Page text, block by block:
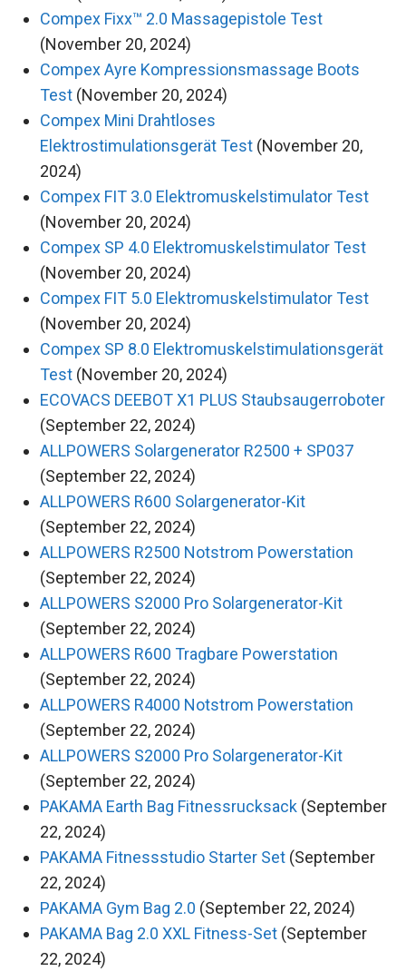
Compex Fixx™ 2.0 Massagepistole Test
(November 20, 2024)
Compex Ayre Kompressionsmassage Boots
Test (November 20, 2024)
Compex Mini Drahtloses
Elektrostimulationsgerät Test (November 20,
2024)
Compex FIT 3.0 Elektromuskelstimulator Test
(November 20, 2024)
Compex SP 4.0 Elektromuskelstimulator Test
(November 20, 2024)
Compex FIT 5.0 Elektromuskelstimulator Test
(November 20, 2024)
Compex SP 8.0 Elektromuskelstimulationsgerät
Test (November 20, 2024)
ECOVACS DEEBOT X1 PLUS Staubsaugerroboter
(September 22, 2024)
ALLPOWERS Solargenerator R2500 + SP037
(September 22, 2024)
ALLPOWERS R600 Solargenerator-Kit
(September 22, 2024)
ALLPOWERS R2500 Notstrom Powerstation
(September 22, 2024)
ALLPOWERS S2000 Pro Solargenerator-Kit
(September 22, 2024)
ALLPOWERS R600 Tragbare Powerstation
(September 22, 2024)
ALLPOWERS R4000 Notstrom Powerstation
(September 22, 2024)
ALLPOWERS S2000 Pro Solargenerator-Kit
(September 22, 2024)
PAKAMA Earth Bag Fitnessrucksack (September
22, 2024)
PAKAMA Fitnessstudio Starter Set (September
22, 2024)
PAKAMA Gym Bag 2.0 (September 22, 2024)
PAKAMA Bag 2.0 XXL Fitness-Set (September
22, 2024)